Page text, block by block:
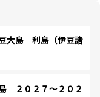
大島 利島（伊豆諸
２０２７～２０２